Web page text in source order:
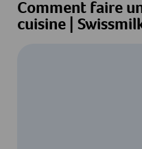
Comment faire
cuisine |